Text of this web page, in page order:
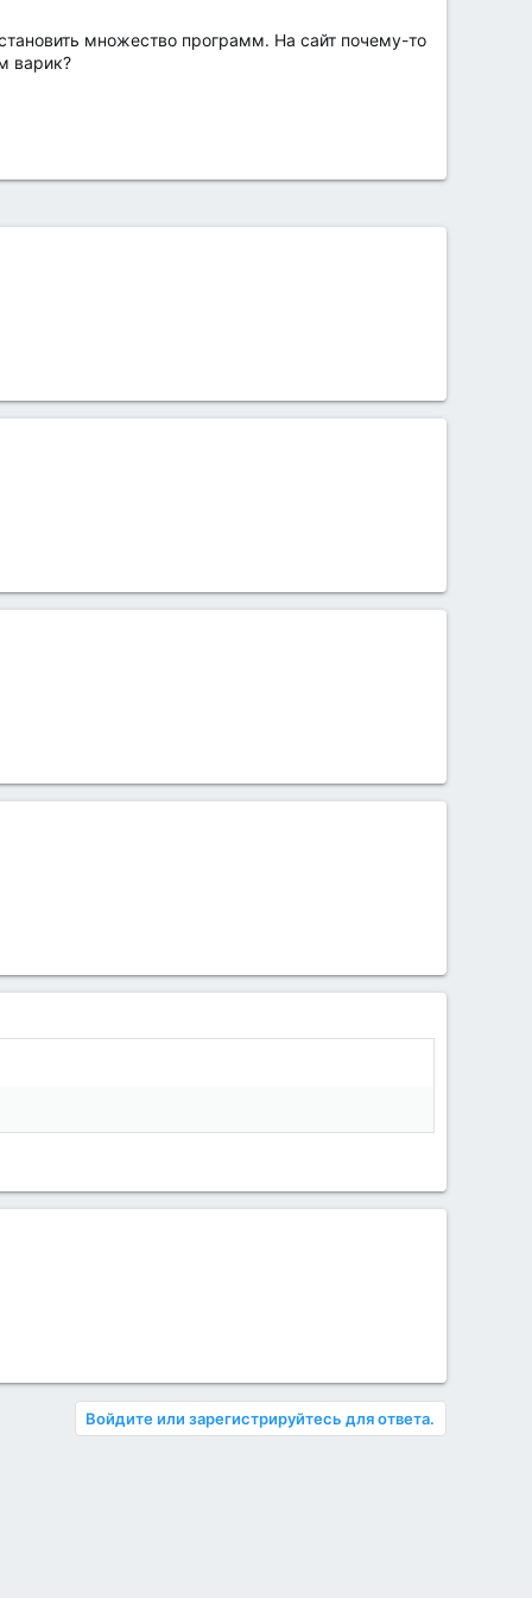
множество программ. На сайт почему-то
варик?
Войдите или зарегистрируйтесь для ответа.